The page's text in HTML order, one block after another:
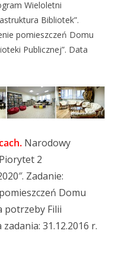
Wieloletni
Bibliotek”.
pomieszczeń Domu
Publicznej”. Data
Narodowy
2
Zadanie:
Domu
potrzeby Filii
31.12.2016 r.